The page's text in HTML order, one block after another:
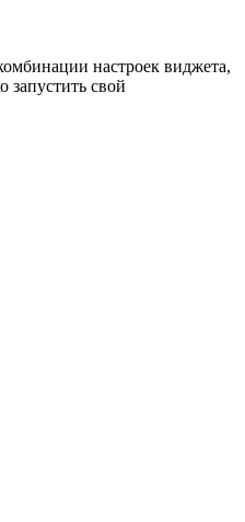
настроек виджета,
запустить свой